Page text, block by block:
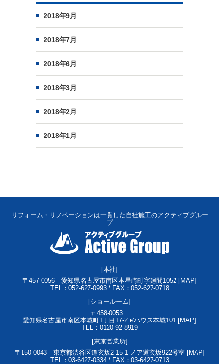
2018年9月
2018年7月
2018年6月
2018年3月
2018年2月
2018年1月
リフォーム・リノベーションは一貫した自社施工のアクティブグルー
プ
[本社]
〒457-0056 愛知県名古屋市南区本星崎町字廻間1052 [MAP]
TEL：052-627-0993 / FAX：052-627-0718
[ショールーム]
〒458-0053
愛知県名古屋市南区本城町1丁目17-2 e'ハウス本城101 [MAP]
TEL：0120-92-8919
[東京営業所]
〒150-0043 東京都渋谷区道玄坂2-15-1 ノア道玄坂922号室 [MAP]
TEL：03-6427-0334 / FAX：03-6427-0713